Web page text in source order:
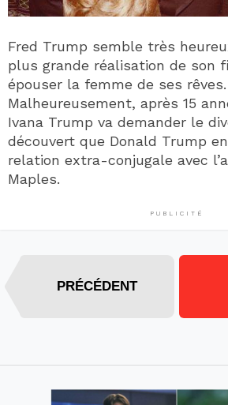
Fred Trump semble très
plus grande réalisation de son
épouser la femme de ses rêves.
Malheureusement, après 15
Ivana Trump va demander le
découvert que Donald Trump
relation extra-conjugale avec
Maples.
PUBLICITÉ
PRÉCÉDENT